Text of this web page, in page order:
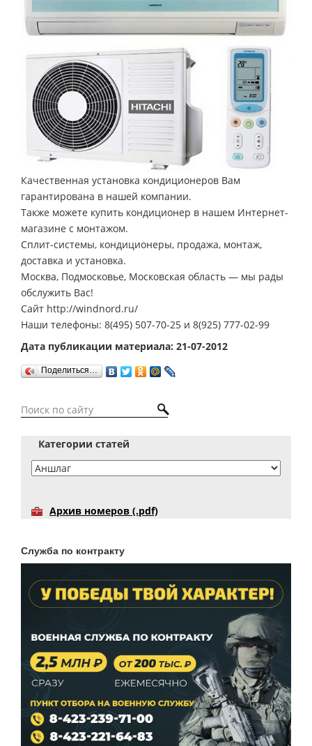
Качественная установка кондиционеров Вам
гарантирована в нашей компании.
Также можете купить кондиционер в нашем Интернет-
магазине с монтажом.
Сплит-системы, кондиционеры, продажа, монтаж,
доставка и установка.
Москва, Подмосковье, Московская область — мы рады
обслужить Вас!
Сайт http://windnord.ru/
Наши телефоны: 8(495) 507-70-25 и 8(925) 777-02-99
Дата публикации материала: 21-07-2012
Поделиться…
Категории статей
Архив номеров (.pdf)
Служба по контракту